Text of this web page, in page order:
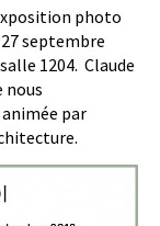
photo
27 septembre
1204. Claude
par